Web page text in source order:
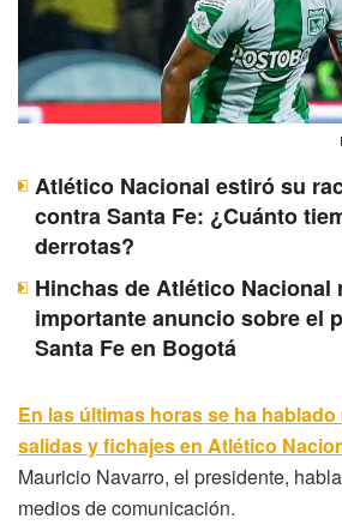
Atlético Nacional estiró su
contra Santa Fe: ¿Cuánto
derrotas?
Hinchas de Atlético Nacional
importante anuncio sobre el
Santa Fe en Bogotá
En las últimas horas se ha
salidas y fichajes en Atlético
Mauricio Navarro, el presidente,
medios de comunicación.